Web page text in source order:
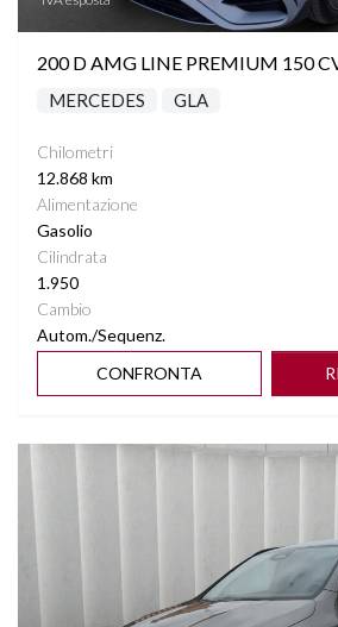
SEDILI
SEDILI
SPECCHIETTI ELETTRICI
SPECCHIETTO RETROVISORE
SUPPORTO
TELECAMERA
200 D AMG LINE PREMIUM 150
MERCEDES GLA
Chilometri
12.868 km
Alimentazione
Gasolio
Cilindrata
1.950
Cambio
Autom./Sequenz.
CONFRONTA